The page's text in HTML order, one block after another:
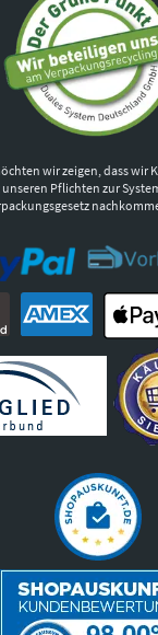
wir zeigen, dass wir
Pflichten zur